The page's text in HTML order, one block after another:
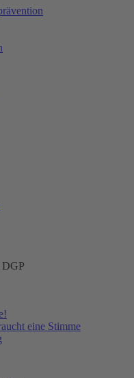
DGP
eine Stimme